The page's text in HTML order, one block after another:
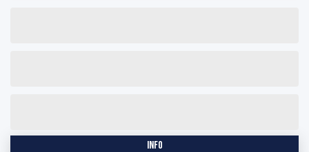
info